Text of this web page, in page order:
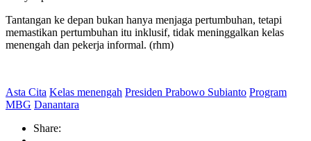
Tantangan ke depan bukan hanya menjaga pertumbuhan, tetapi
memastikan pertumbuhan itu inklusif, tidak meninggalkan kelas
menengah dan pekerja informal. (rhm)
Asta Cita Kelas menengah Presiden Prabowo Subianto Program
MBG Danantara
Share: